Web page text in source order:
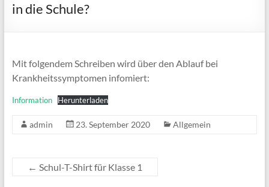
in die Schule?
Mit folgendem Schreiben wird über den Ablauf bei
Krankheitssymptomen infomiert:
Information Herunterladen
admin 23. September 2020 Allgemein
← Schul-T-Shirt für Klasse 1